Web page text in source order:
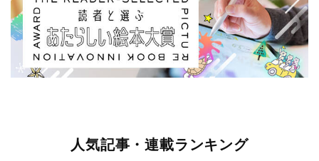
人気記事・連載ランキング